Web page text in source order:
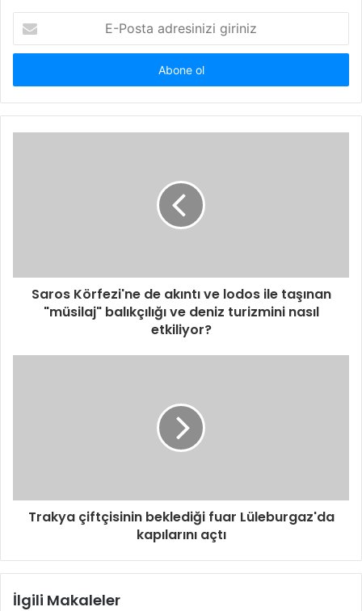
Posta
adresinizi
Saros Körfezi'ne de akıntı ve lodos ile taşınan
"müsilaj" balıkçılığı ve deniz turizmini nasıl
etkiliyor?
Trakya çiftçisinin beklediği fuar Lüleburgaz'da
kapılarını açtı
İlgili Makaleler